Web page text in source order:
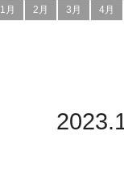
1月 2月 3月 4月